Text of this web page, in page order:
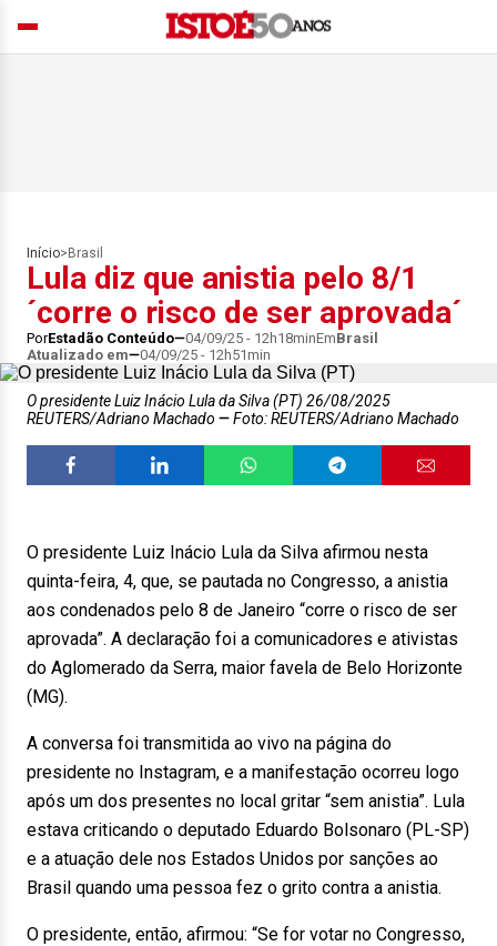
Início> Brasil
Lula diz que anistia pelo 8/1
´corre o risco de ser aprovada´
PorEstadão Conteúdo 04/09/25 - 12h18minEmBrasil
Atualizado em
04/09/25 - 12h51min
O presidente Luiz Inácio Lula da Silva (PT) 26/08/2025
REUTERS/Adriano Machado
Foto: REUTERS/Adriano Machado
O presidente Luiz Inácio Lula da Silva afirmou nesta
quinta-feira, 4, que, se pautada no Congresso, a anistia
aos condenados pelo 8 de Janeiro “corre o risco de ser
aprovada”. A declaração foi a comunicadores e ativistas
do Aglomerado da Serra, maior favela de Belo Horizonte
(MG).
A conversa foi transmitida ao vivo na página do
presidente no Instagram, e a manifestação ocorreu logo
após um dos presentes no local gritar “sem anistia”. Lula
estava criticando o deputado Eduardo Bolsonaro (PL-SP)
e a atuação dele nos Estados Unidos por sanções ao
Brasil quando uma pessoa fez o grito contra a anistia.
O presidente, então, afirmou: “Se for votar no Congresso,